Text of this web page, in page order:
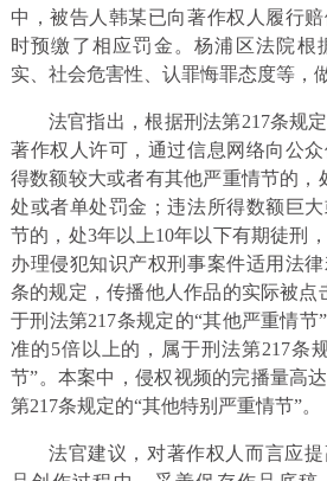
中，被告人韩某已向著作权人履行
时预缴了相应罚金。杨浦区法院根
实、社会危害性、认罪悔罪态度等，
法官指出，根据刑法第217条规
著作权人许可，通过信息网络向公
得数额较大或者有其他严重情节的，
处或者单处罚金；违法所得数额巨
节的，处3年以上10年以下有期徒刑
办理侵犯知识产权刑事案件适用法
条的规定，传播他人作品的实际被点
于刑法第217条规定的“其他严重情
准的5倍以上的，属于刑法第217条
节”。本案中，侵权视频的完播量高
第217条规定的“其他特别严重情节”。
法官建议，对著作权人而言应